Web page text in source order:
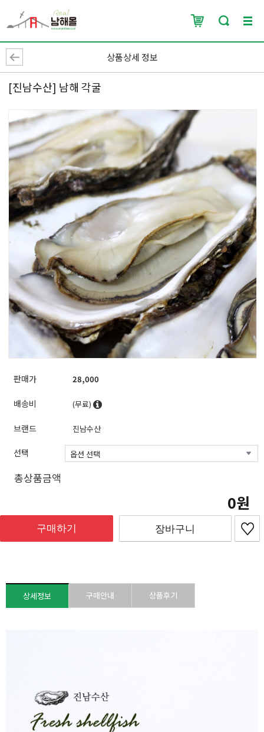
상품상세 정보
[진남수산] 남해 각굴
판매가 28,000
배송비 (무료)
브랜드 진남수산
선택
총상품금액
0
구매하기 장바구니
상세정보 구매안내 상품후기